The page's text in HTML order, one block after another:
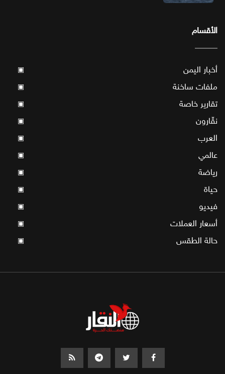
الأقسام
أخبار اليمن ▣
ملفات ساخنة ▣
تقارير خاصة ▣
نقّارون ▣
العرب ▣
عالمي ▣
رياضة ▣
حياة ▣
فيديو ▣
أسعار العملات ▣
حالة الطقس ▣